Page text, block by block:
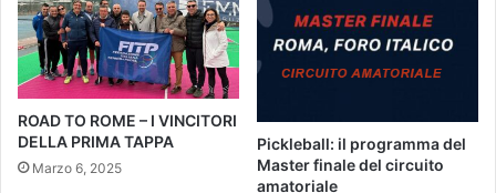
ROAD TO ROME – I VINCITORI
DELLA PRIMA TAPPA
Marzo 6, 2025
Pickleball: il programma del
Master finale del circuito
amatoriale